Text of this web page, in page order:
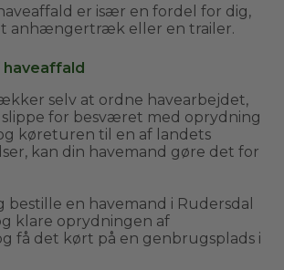
er især en fordel for dig,
anhængertræk eller en trailer.
selv at ordne havearbejdet,
for besværet med oprydning
køreturen til en af landets
kan din havemand gøre det for
bestille en havemand i Rudersdal
klare oprydningen af
få det kørt på en genbrugsplads i